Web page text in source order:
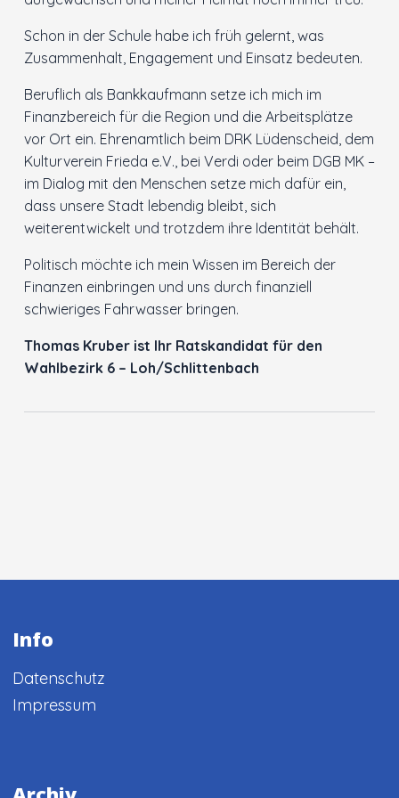
Innenstadt
Der Ortsverein
Ratsfraktion
Arbeitsgemeinschaften
Kontakt
Schon in der Schule habe ich früh gelernt, was
Zusammenhalt, Engagement und Einsatz bedeuten.
Beruflich als Bankkaufmann setze ich mich im
Finanzbereich für die Region und die Arbeitsplätze
vor Ort ein. Ehrenamtlich beim DRK Lüdenscheid, dem
Kulturverein Frieda e.V., bei Verdi oder beim DGB MK –
im Dialog mit den Menschen setze mich dafür ein,
dass unsere Stadt lebendig bleibt, sich
weiterentwickelt und trotzdem ihre Identität behält.
Politisch möchte ich mein Wissen im Bereich der
Finanzen einbringen und uns durch finanziell
schwieriges Fahrwasser bringen.
Thomas Kruber ist Ihr Ratskandidat für den
Wahlbezirk 6 – Loh/Schlittenbach
Info
Datenschutz
Impressum